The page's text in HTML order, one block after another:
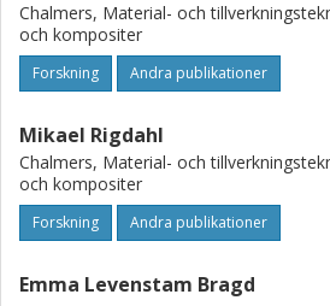
Chalmers, Material- och
och kompositer
Forskning Andra publikationer
Mikael Rigdahl
Chalmers, Material- och
och kompositer
Forskning Andra publikationer
Emma Levenstam Bragd